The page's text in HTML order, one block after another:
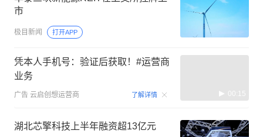
市
极目新闻 打开APP
凭本人手机号：验证后获取！#运营商
业务
广告 云启创想运营商 了解详情 00:15
湖北芯擎科技上半年融资超13亿元